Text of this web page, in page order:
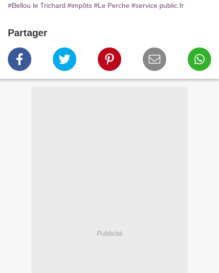
#Bellou le Trichard #impôts #Le Perche #service public.fr
Partager
Publicité